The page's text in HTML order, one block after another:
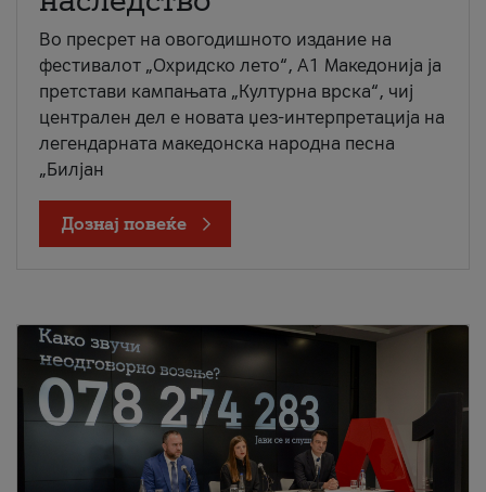
Во пресрет на овогодишното издание на
фестивалот „Охридско лето“, А1 Македонија ја
претстави кампањата „Културна врска“, чиј
централен дел е новата џез-интерпретација на
легендарната македонска народна песна
„Билјан
Дознај повеќе